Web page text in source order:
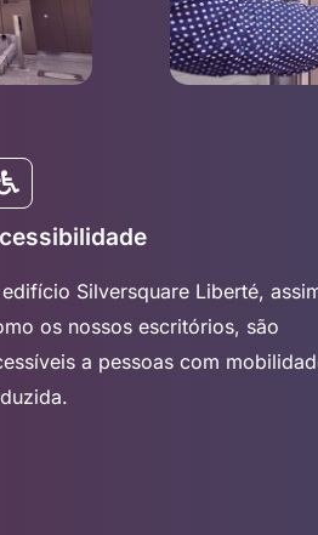
edifício Silversquare Liberté,
os nossos escritórios, são
a pessoas com